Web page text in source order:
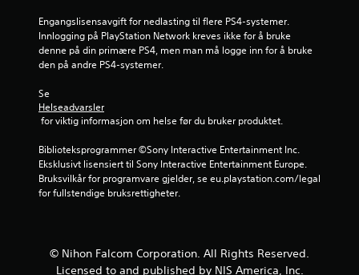
Engangslisensavgift for nedlasting til flere PS4-systemer.
Innlogging på PlayStation Network kreves ikke for å bruke
denne på din primære PS4, men man må logge inn for å bruke
den på andre PS4-systemer.
Se
Helseadvarsler
for viktig informasjon om helse før du bruker produktet.
Biblioteksprogrammer ©Sony Interactive Entertainment Inc.
Eksklusivt lisensiert til Sony Interactive Entertainment Europe.
Bruksvilkår for programvare gjelder, se eu.playstation.com/legal
for fullstendige bruksrettigheter.
© Nihon Falcom Corporation. All Rights Reserved.
Licensed to and published by NIS America, Inc.